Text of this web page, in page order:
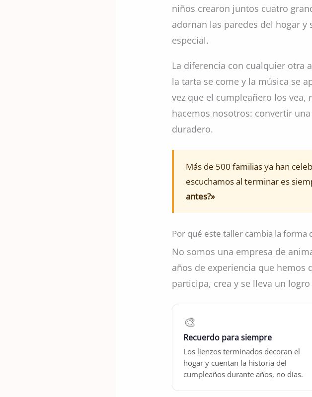
niños crearon juntos cuatro
adornan las paredes del hogar
especial.
La diferencia con cualquier otra
la tarta se come y la música se
vez que el cumpleañero los vea,
hacemos nosotros: convertir
duradero.
Más de 500 familias ya han
escuchamos al terminar es
antes?»
Por qué este taller cambia la forma
No somos una empresa de
años de experiencia que hemos
participa, crea y se lleva un
🎨
Recuerdo para siempre
Los lienzos terminados decoran el
hogar y cuentan la historia del
cumpleaños durante años, no días.